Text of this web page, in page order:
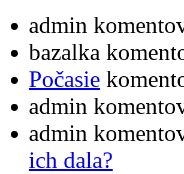
admin
bazalka
Počasie
admin
admin
ich dala?